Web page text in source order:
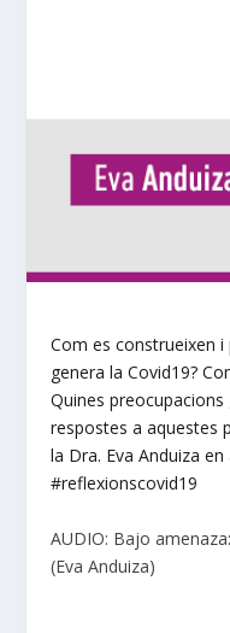
Com es construeixen
genera la Covid19?
Quines preocupacions
respostes a aquestes
la Dra. Eva Anduiza
#reflexionscovid19
AUDIO: Bajo
(Eva Anduiza)